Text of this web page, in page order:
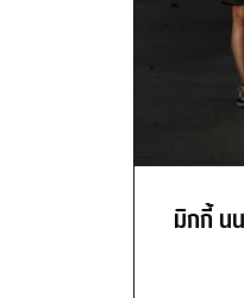
มิกกี้ น